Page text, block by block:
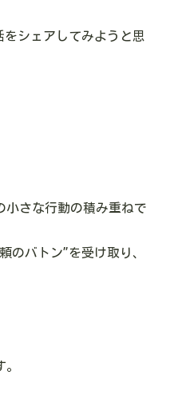
シェアしてみようと思
小さな行動の積み重ねで
のバトン”を受け取り、